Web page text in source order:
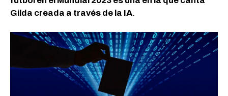
Gilda creada a través de la IA.